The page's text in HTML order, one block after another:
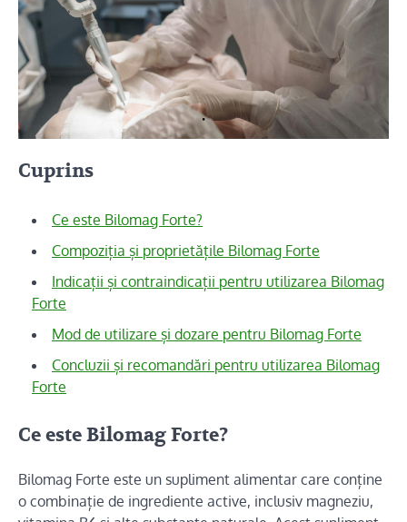
Cuprins
Ce este Bilomag Forte?
Compoziția și proprietățile Bilomag Forte
Indicații și contraindicații pentru utilizarea Bilomag
Forte
Mod de utilizare și dozare pentru Bilomag Forte
Concluzii și recomandări pentru utilizarea Bilomag
Forte
Ce este Bilomag Forte?
Bilomag Forte este un supliment alimentar care conține
o combinație de ingrediente active, inclusiv magneziu,